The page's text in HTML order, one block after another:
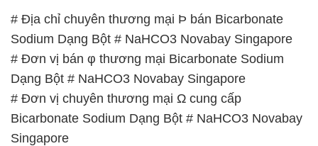
# Địa chỉ chuyên thương mại Þ bán Bicarbonate
Sodium Dạng Bột # NaHCO3 Novabay Singapore
# Đơn vị bán φ thương mại Bicarbonate Sodium
Dạng Bột # NaHCO3 Novabay Singapore
# Đơn vị chuyên thương mại Ω cung cấp
Bicarbonate Sodium Dạng Bột # NaHCO3 Novabay
Singapore